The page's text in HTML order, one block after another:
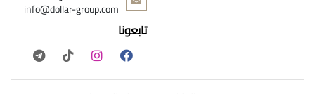
info@dollar-group.com
تابعونا